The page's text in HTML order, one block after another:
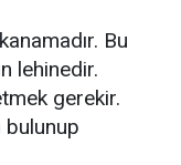
Bu
lehinedir.
gerekir.
bulunup